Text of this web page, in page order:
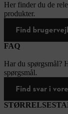
Her finder du de
produkter.
Find
FAQ
Har du spørgsmål?
spørgsmål.
Find svar i